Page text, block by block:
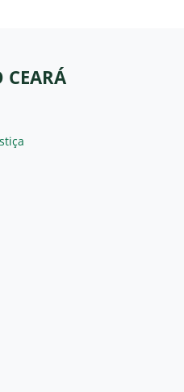
CEARÁ